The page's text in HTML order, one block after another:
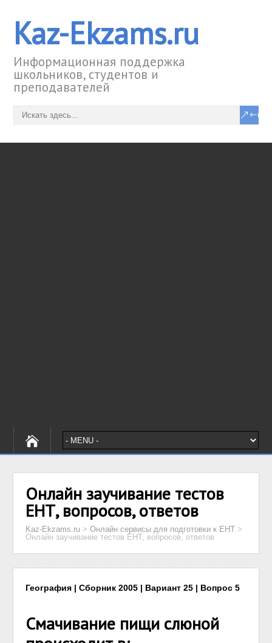
Kaz-Ekzams.ru
Информационная поддержка
школьников, студентов и
преподавателей
Онлайн заучивание тестов
ЕНТ, вопросов, ответов
Kaz-Ekzams.ru >Онлайн сервисы для подготовки к ЕНТ >
Онлайн заучивание тестов ЕНТ, вопросов, ответов
География | Сборник 2005 | Вариант 25 | Вопрос 5
Смачивание пищи слюной